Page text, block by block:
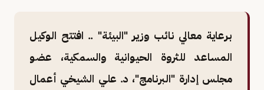
برعاية معالي نائب وزير "البيئة" .. افتتح الوكيل
المساعد للثروة الحيوانية والسمكية، عضو
مجلس إدارة "البرنامج"، د. علي الشيخي أعمال